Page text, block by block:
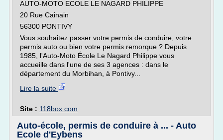
AUTO-MOTO ECOLE LE NAGARD PHILIPPE
20 Rue Cainain
56300 PONTIVY
Vous souhaitez passer votre permis de conduire, votre
permis auto ou bien votre permis remorque ? Depuis
1985, l'Auto-Moto École Le Nagard Philippe vous
accueille dans l'une de ses 3 agences : dans le
département du Morbihan, à Pontivy...
Lire la suite
Site : 118box.com
Auto-école, permis de conduire à ... - Auto
Ecole d'Eybens